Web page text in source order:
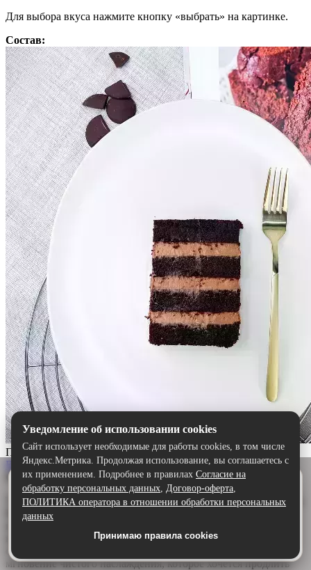
Для выбора вкуса нажмите кнопку «выбрать» на картинке.
Состав:
Прага
Выбрать
Описание:
Торт «Прага» — шоколадный шедевр для истинных гурманов.
Воздушный бисквит, щедро пропитанный ароматным
нежный сливочно-шоколадный крем обволакивает язык,
создавая идеальную гармонию. Каждый кусочек — это
мгновение чистого наслаждения, которое хочется продлить
Удобнее в приложении
Скачайте приложение — быстрее и комфортнее,
чем через сайт.
Скачать в Google Play
Уведомление об использовании cookies
Сайт использует необходимые для работы cookies, в том числе
Яндекс.Метрика. Продолжая использование, вы соглашаетесь с
их применением. Подробнее в правилах Согласие на
обработку персональных данных, Договор-оферта,
ПОЛИТИКА оператора в отношении обработки персональных
данных
Принимаю правила cookies